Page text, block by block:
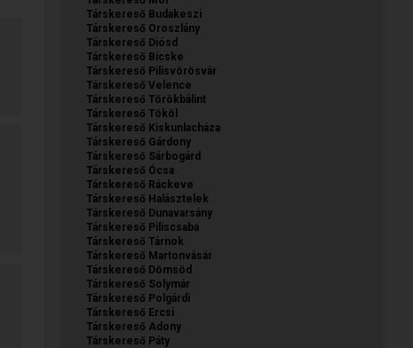
Társkereső Budakeszi
Társkereső Oroszlány
Társkereső Diósd
Társkereső Bicske
Társkereső Pilisvörösvár
Társkereső Velence
Társkereső Törökbálint
Társkereső Tököl
Társkereső Kiskunlacháza
Társkereső Gárdony
Társkereső Sárbogárd
Társkereső Ócsa
Társkereső Ráckeve
Társkereső Halásztelek
Társkereső Dunavarsány
Társkereső Piliscsaba
Társkereső Tárnok
Társkereső Martonvásár
Társkereső Dömsöd
Társkereső Solymár
Társkereső Polgárdi
Társkereső Ercsi
Társkereső Adony
Társkereső Páty